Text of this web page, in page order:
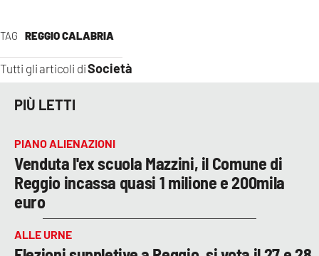
TAG REGGIO CALABRIA
Tutti gli articoli diSocietà
PIÙ LETTI
PIANO ALIENAZIONI
Venduta l'ex scuola Mazzini, il Comune di
Reggio incassa quasi 1 milione e 200mila
euro
ALLE URNE